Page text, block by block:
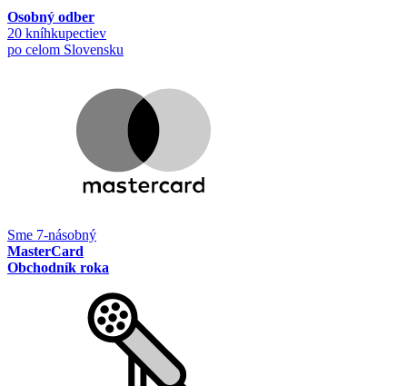
Osobný odber
20 kníhkupectiev
po celom Slovensku
Sme 7-násobný
MasterCard
Obchodník roka